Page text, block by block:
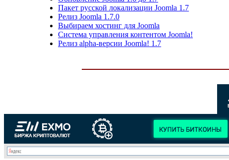
Пакет русской локализации Joomla 1.7
Релиз Joomla 1.7.0
Выбираем хостинг для Joomla
Cистема управления контентом Joomla!
Релиз alpha-версии Joomla! 1.7